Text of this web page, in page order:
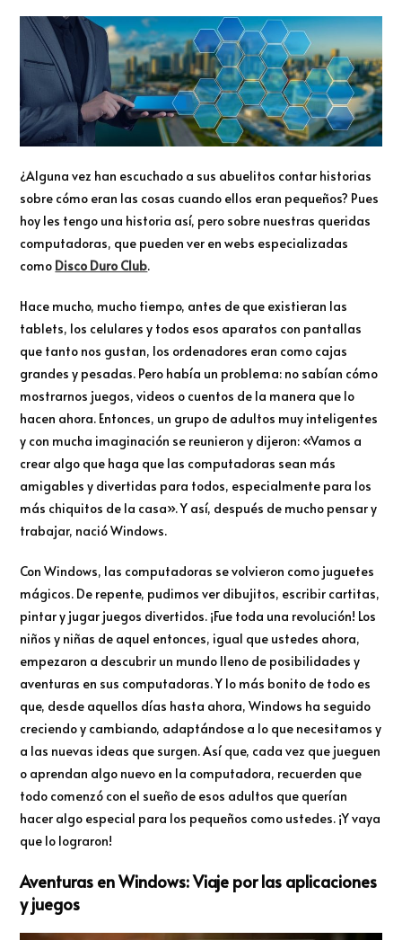
¿Alguna vez han escuchado a sus abuelitos contar historias
sobre cómo eran las cosas cuando ellos eran pequeños? Pues
hoy les tengo una historia así, pero sobre nuestras queridas
computadoras, que pueden ver en webs especializadas
como Disco Duro Club.
Hace mucho, mucho tiempo, antes de que existieran las
tablets, los celulares y todos esos aparatos con pantallas
que tanto nos gustan, los ordenadores eran como cajas
grandes y pesadas. Pero había un problema: no sabían cómo
mostrarnos juegos, videos o cuentos de la manera que lo
hacen ahora. Entonces, un grupo de adultos muy inteligentes
y con mucha imaginación se reunieron y dijeron: «Vamos a
crear algo que haga que las computadoras sean más
amigables y divertidas para todos, especialmente para los
más chiquitos de la casa». Y así, después de mucho pensar y
trabajar, nació Windows.
Con Windows, las computadoras se volvieron como juguetes
mágicos. De repente, pudimos ver dibujitos, escribir cartitas,
pintar y jugar juegos divertidos. ¡Fue toda una revolución! Los
niños y niñas de aquel entonces, igual que ustedes ahora,
empezaron a descubrir un mundo lleno de posibilidades y
aventuras en sus computadoras. Y lo más bonito de todo es
que, desde aquellos días hasta ahora, Windows ha seguido
creciendo y cambiando, adaptándose a lo que necesitamos y
a las nuevas ideas que surgen. Así que, cada vez que jueguen
o aprendan algo nuevo en la computadora, recuerden que
todo comenzó con el sueño de esos adultos que querían
hacer algo especial para los pequeños como ustedes. ¡Y vaya
que lo lograron!
Aventuras en Windows: Viaje por las aplicaciones
y juegos